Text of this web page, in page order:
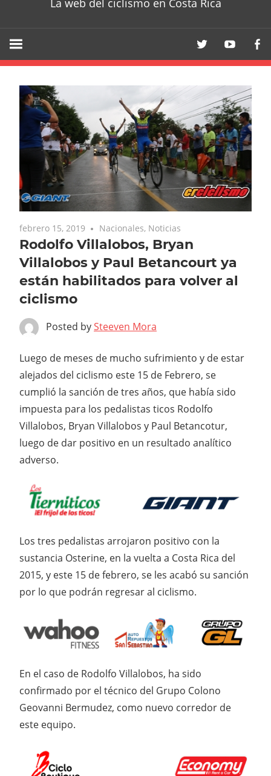
La web del ciclismo en Costa Rica
febrero 15, 2019 Nacionales, Noticias
Rodolfo Villalobos, Bryan
Villalobos y Paul Betancourt ya
están habilitados para volver al
ciclismo
Posted bySteeven Mora
Luego de meses de mucho sufrimiento y de estar
alejados del ciclismo este 15 de Febrero, se
cumplió la sanción de tres años, que había sido
impuesta para los pedalistas ticos Rodolfo
Villalobos, Bryan Villalobos y Paul Betancotur,
luego de dar positivo en un resultado analítico
adverso.
Los tres pedalistas arrojaron positivo con la
sustancia Osterine, en la vuelta a Costa Rica del
2015, y este 15 de febrero, se les acabó su sanción
por lo que podrán regresar al ciclismo.
En el caso de Rodolfo Villalobos, ha sido
confirmado por el técnico del Grupo Colono
Geovanni Bermudez, como nuevo corredor de
este equipo.